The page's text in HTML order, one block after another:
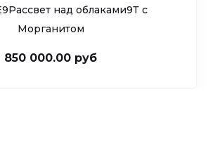
над облаками9Т c
Морганитом
850 000.00 руб